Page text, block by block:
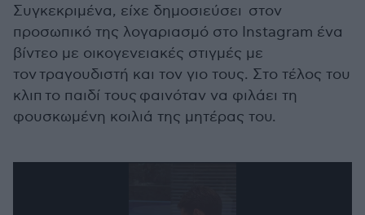
Συγκεκριμένα, είχε δημοσιεύσει στον
προσωπικό της λογαριασμό στο Instagram ένα
βίντεο με οικογενειακές στιγμές με
τον τραγουδιστή και τον γιο τους. Στο τέλος του
κλιπ το παιδί τους φαινόταν να φιλάει τη
φουσκωμένη κοιλιά της μητέρας του.